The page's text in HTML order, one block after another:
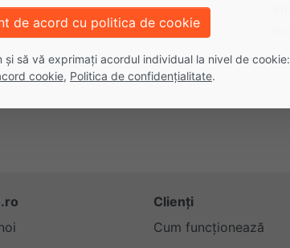
0744510352
Clienți
Cum funcționează
de acord cu politica de cookie
și să vă exprimați acordul individual la nivel de cookie:
cookie, Politica de confidențialitate.